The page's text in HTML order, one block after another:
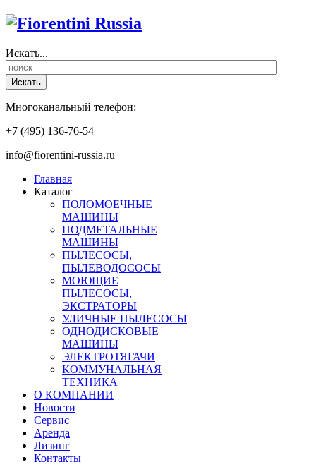
Искать...
Искать
Многоканальный телефон:
+7 (495) 136-76-54
info@fiorentini-russia.ru
Главная
Каталог
ПОЛОМОЕЧНЫЕ
МАШИНЫ
ПОДМЕТАЛЬНЫЕ
МАШИНЫ
ПЫЛЕСОСЫ,
ПЫЛЕВОДОСОСЫ
МОЮЩИЕ
ПЫЛЕСОСЫ,
ЭКСТРАТОРЫ
УЛИЧНЫЕ ПЫЛЕСОСЫ
ОДНОДИСКОВЫЕ
МАШИНЫ
ЭЛЕКТРОТЯГАЧИ
КОММУНАЛЬНАЯ
ТЕХНИКА
О КОМПАНИИ
Новости
Сервис
Аренда
Лизинг
Контакты